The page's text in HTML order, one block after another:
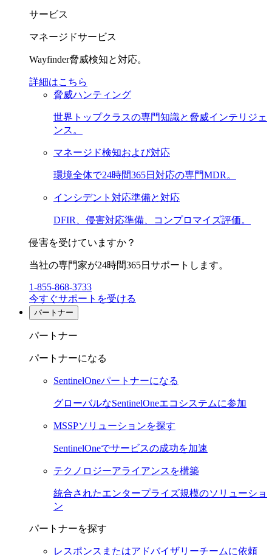
サービス
マネージドサービス
Wayfinder脅威検知と対応。
詳細はこちら
脅威ハンティング
世界トップクラスの専門知識と脅威インテリジェ
ンス。
マネージド検知および対応
環境全体で24時間365日対応の専門MDR。
インシデント対応準備と対応
DFIR、侵害対応準備、コンプロマイズ評価。
侵害を受けていますか？
当社の専門家が24時間365日サポートします。
1-855-868-3733
今すぐサポートを受ける
パートナー
パートナー
パートナーになる
SentinelOneパートナーになる
グローバルなSentinelOneエコシステムに参加
MSSPソリューションを探す
SentinelOneでサービスの成功を加速
テクノロジーアライアンスを構築
統合されたエンタープライズ規模のソリューショ
ン
パートナーを探す
レスポンスまたはアドバイザリーチームに依頼